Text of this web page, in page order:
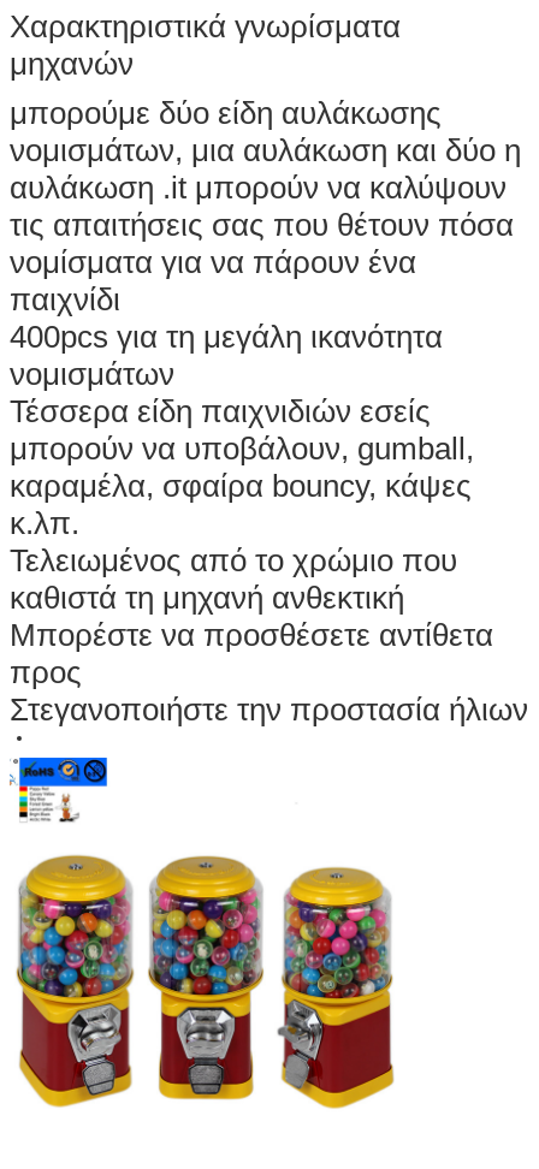
Χαρακτηριστικά γνωρίσματα
μηχανών
μπορούμε δύο είδη αυλάκωσης
νομισμάτων, μια αυλάκωση και δύο η
αυλάκωση .it μπορούν να καλύψουν
τις απαιτήσεις σας που θέτουν πόσα
νομίσματα για να πάρουν ένα
παιχνίδι
400pcs για τη μεγάλη ικανότητα
νομισμάτων
Τέσσερα είδη παιχνιδιών εσείς
μπορούν να υποβάλουν, gumball,
καραμέλα, σφαίρα bouncy, κάψες
κ.λπ.
Τελειωμένος από το χρώμιο που
καθιστά τη μηχανή ανθεκτική
Μπορέστε να προσθέσετε αντίθετα
προς
Στεγανοποιήστε την προστασία ήλιων